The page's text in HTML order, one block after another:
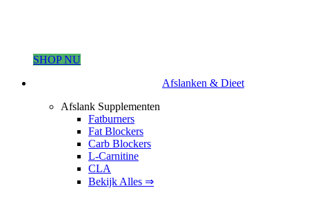
SHOP NU
Afslanken & Dieet
Afslank Supplementen
Fatburners
Fat Blockers
Carb Blockers
L-Carnitine
CLA
Bekijk Alles ⇒